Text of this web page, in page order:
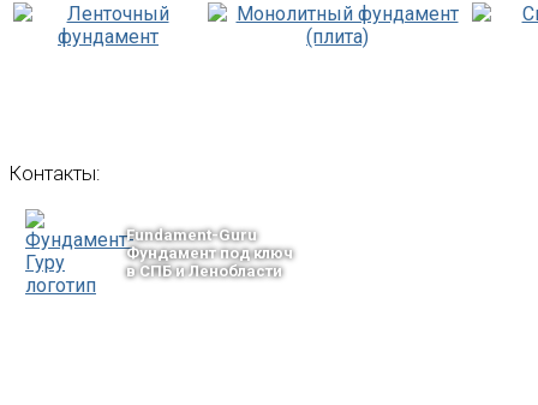
Контакты:
Fundament-Guru
Фундамент под ключ
в СПБ и Ленобласти